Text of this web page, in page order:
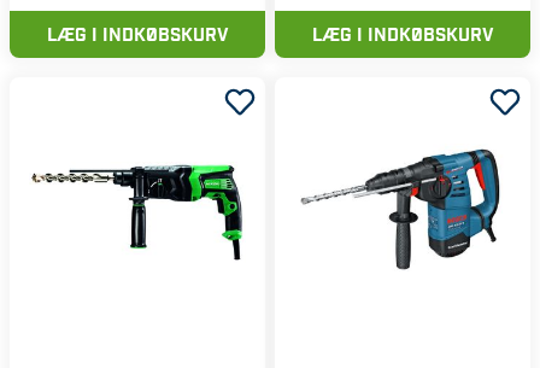
LÆG I INDKØBSKURV LÆG I INDKØBSKURV